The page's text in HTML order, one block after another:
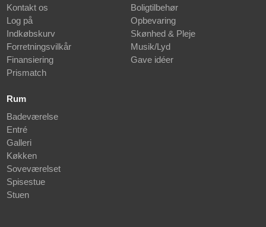
Kontakt os
Log på
Indkøbskurv
Forretningsvilkår
Finansiering
Prismatch
Boligtilbehør
Opbevaring
Skønhed & Pleje
Musik/Lyd
Gave idéer
Rum
Badeværelse
Entré
Galleri
Køkken
Soveværelset
Spisestue
Stuen